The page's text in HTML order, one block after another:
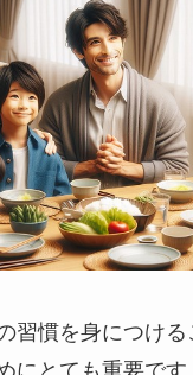
習慣を身につけ
にとても重要です